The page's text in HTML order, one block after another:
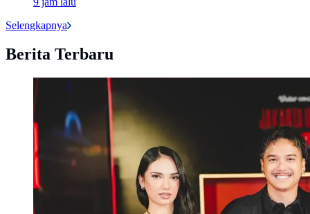
Selengkapnya
Berita Terbaru